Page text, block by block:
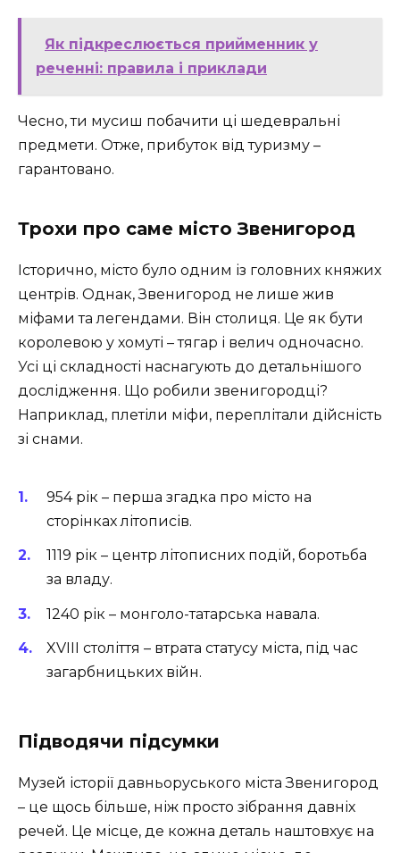
Як підкреслюється прийменник у
реченні: правила і приклади
Чесно, ти мусиш побачити ці шедевральні
предмети. Отже, прибуток від туризму –
гарантовано.
Трохи про саме місто Звенигород
Історично, місто було одним із головних княжих
центрів. Однак, Звенигород не лише жив
міфами та легендами. Він столиця. Це як бути
королевою у хомуті – тягар і велич одночасно.
Усі ці складності наснагують до детальнішого
дослідження. Що робили звенигородці?
Наприклад, плетіли міфи, переплітали дійсність
зі снами.
954 рік – перша згадка про місто на
сторінках літописів.
1119 рік – центр літописних подій, боротьба
за владу.
1240 рік – монголо-татарська навала.
XVIII століття – втрата статусу міста, під час
загарбницьких війн.
Підводячи підсумки
Музей історії давньоруського міста Звенигород
– це щось більше, ніж просто зібрання давніх
речей. Це місце, де кожна деталь наштовхує на